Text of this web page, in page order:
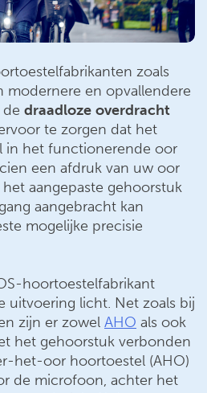
zoals
modernere en opvallendere
draadloze overdracht
te zorgen dat het
in het functionerende oor
een afdruk van uw oor
aangepaste gehoorstuk
aangebracht kan
mogelijke precisie
hoortoestelfabrikant
uitvoering licht. Net zoals bij
zijn er zowel AHO als ook
het gehoorstuk verbonden
het-oor hoortoestel (AHO)
de microfoon, achter het